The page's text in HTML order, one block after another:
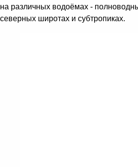
на различных водоёмах -
северных широтах и субтропиках.